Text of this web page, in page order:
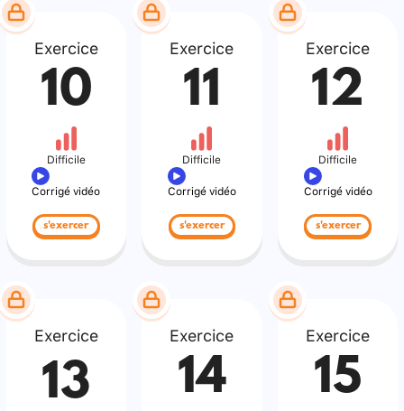
Exercice
10
Difficile
Corrigé vidéo
s'exercer
Exercice
11
Difficile
Corrigé vidéo
s'exercer
Exercice
12
Difficile
Corrigé vidéo
s'exercer
Exercice
13
Exercice
14
Exercice
15